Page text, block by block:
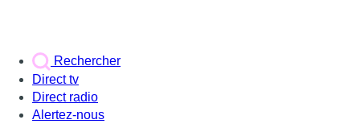
Rechercher
Direct tv
Direct radio
Alertez-nous